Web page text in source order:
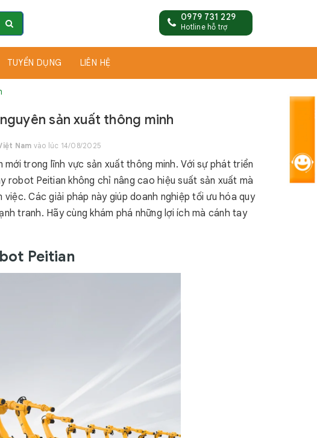
0979 731 229
Hotline hỗ trợ
TUYỂN DỤNG LIÊN HỆ
sản xuất thông minh
Nam vào lúc 14/08/2025
trong lĩnh vực sản xuất thông minh. Với sự phát triển
Peitian không chỉ nâng cao hiệu suất sản xuất mà
Các giải pháp này giúp doanh nghiệp tối ưu hóa quy
tranh. Hãy cùng khám phá những lợi ích mà cánh tay
Peitian